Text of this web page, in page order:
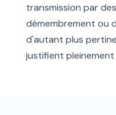
transmission par
démembrement ou
d'autant plus
justifient